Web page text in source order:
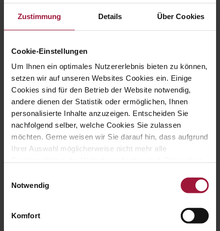
Zustimmung Details Über Cookies
Cookie-Einstellungen
Um Ihnen ein optimales Nutzererlebnis bieten zu können,
setzen wir auf unseren Websites Cookies ein. Einige
Cookies sind für den Betrieb der Website notwendig,
andere dienen der Statistik oder ermöglichen, Ihnen
personalisierte Inhalte anzuzeigen. Entscheiden Sie
nachfolgend selber, welche Cookies Sie zulassen
möchten. Gerne weisen wir Sie darauf hin, dass aufgrund
Ihrer Auswahl möglicherweise nicht mehr alle
Datenschutzerklärung und Cookie Policy.
Notwendig
Komfort
Hubers Landhendl GmbH

Hauptstraße 80
A-5223 Pfaffstätt

+43 7742 3208